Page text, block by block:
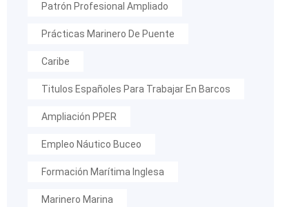
Patrón Profesional Ampliado
Prácticas Marinero De Puente
Caribe
Titulos Españoles Para Trabajar En Barcos
Ampliación PPER
Empleo Náutico Buceo
Formación Marítima Inglesa
Marinero Marina